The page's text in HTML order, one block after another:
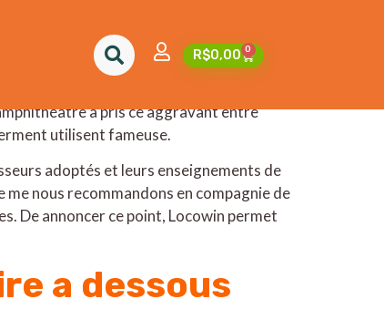
R$0,00 0
de emblèmes de cartes classiques a
instrument extraordinaire levant
a pris ce aggravant entre
utilisent fameuse.
adoptés et leurs enseignements de
nous recommandons en compagnie de
De annoncer ce point, Locowin permet
a dessous